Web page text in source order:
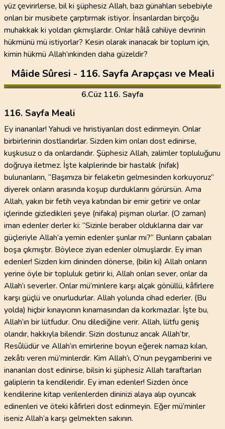
yüz çevirirlerse, bil ki şüphesiz Allah, bazı günahları sebebiyle
onları bir musibete çarptırmak istiyor. İnsanlardan birçoğu
muhakkak ki yoldan çıkmışlardır. Onlar hâlâ cahiliye devrinin
hükmünü mü istiyorlar? Kesin olarak inanacak bir toplum için,
kimin hükmü Allah’ınkinden daha güzeldir?
Mâide Sûresi - 116. Sayfa Arapçası ve Meali
6.Cüz 116. Sayfa
116. Sayfa Meali
Ey inananlar! Yahudi ve hıristiyanları dost edinmeyin. Onlar
birbirlerinin dostlarıdırlar. Sizden kim onları dost edinirse,
kuşkusuz o da onlardandır. Şüphesiz Allah, zalimler topluluğunu
doğruya iletmez. İşte kalplerinde bir hastalık (nifak)
bulunanların, “Başımıza bir felaketin gelmesinden korkuyoruz”
diyerek onların arasında koşup durduklarını görürsün. Ama
Allah, yakın bir fetih veya katından bir emir getirir ve onlar
içlerinde gizledikleri şeye (nifaka) pişman olurlar. (O zaman)
iman edenler derler ki: “Sizinle beraber olduklarına dair var
güçleriyle Allah’a yemin edenler şunlar mı?” Bunların çabaları
boşa çıkmıştır. Böylece ziyan edenler olmuşlardır. Ey iman
edenler! Sizden kim dininden dönerse, (bilin ki) Allah onların
yerine öyle bir topluluk getirir ki, Allah onları sever, onlar da
Allah’ı severler. Onlar mü’minlere karşı alçak gönüllü, kâfirlere
karşı güçlü ve onurludurlar. Allah yolunda cihad ederler. (Bu
yolda) hiçbir kınayıcının kınamasından da korkmazlar. İşte bu,
Allah’ın bir lütfudur. Onu dilediğine verir. Allah, lütfu geniş
olandır, hakkıyla bilendir. Sizin dostunuz ancak Allah’tır,
Resûlüdür ve Allah’ın emirlerine boyun eğerek namazı kılan,
zekâtı veren mü’minlerdir. Kim Allah’ı, O‘nun peygamberini ve
inananları dost edinirse, bilsin ki şüphesiz Allah taraftarları
galiplerin ta kendileridir. Ey iman edenler! Sizden önce
kendilerine kitap verilenlerden dininizi alaya alıp oyuncak
edinenleri ve öteki kâfirleri dost edinmeyin. Eğer mü’minler
iseniz Allah’a karşı gelmekten sakının.